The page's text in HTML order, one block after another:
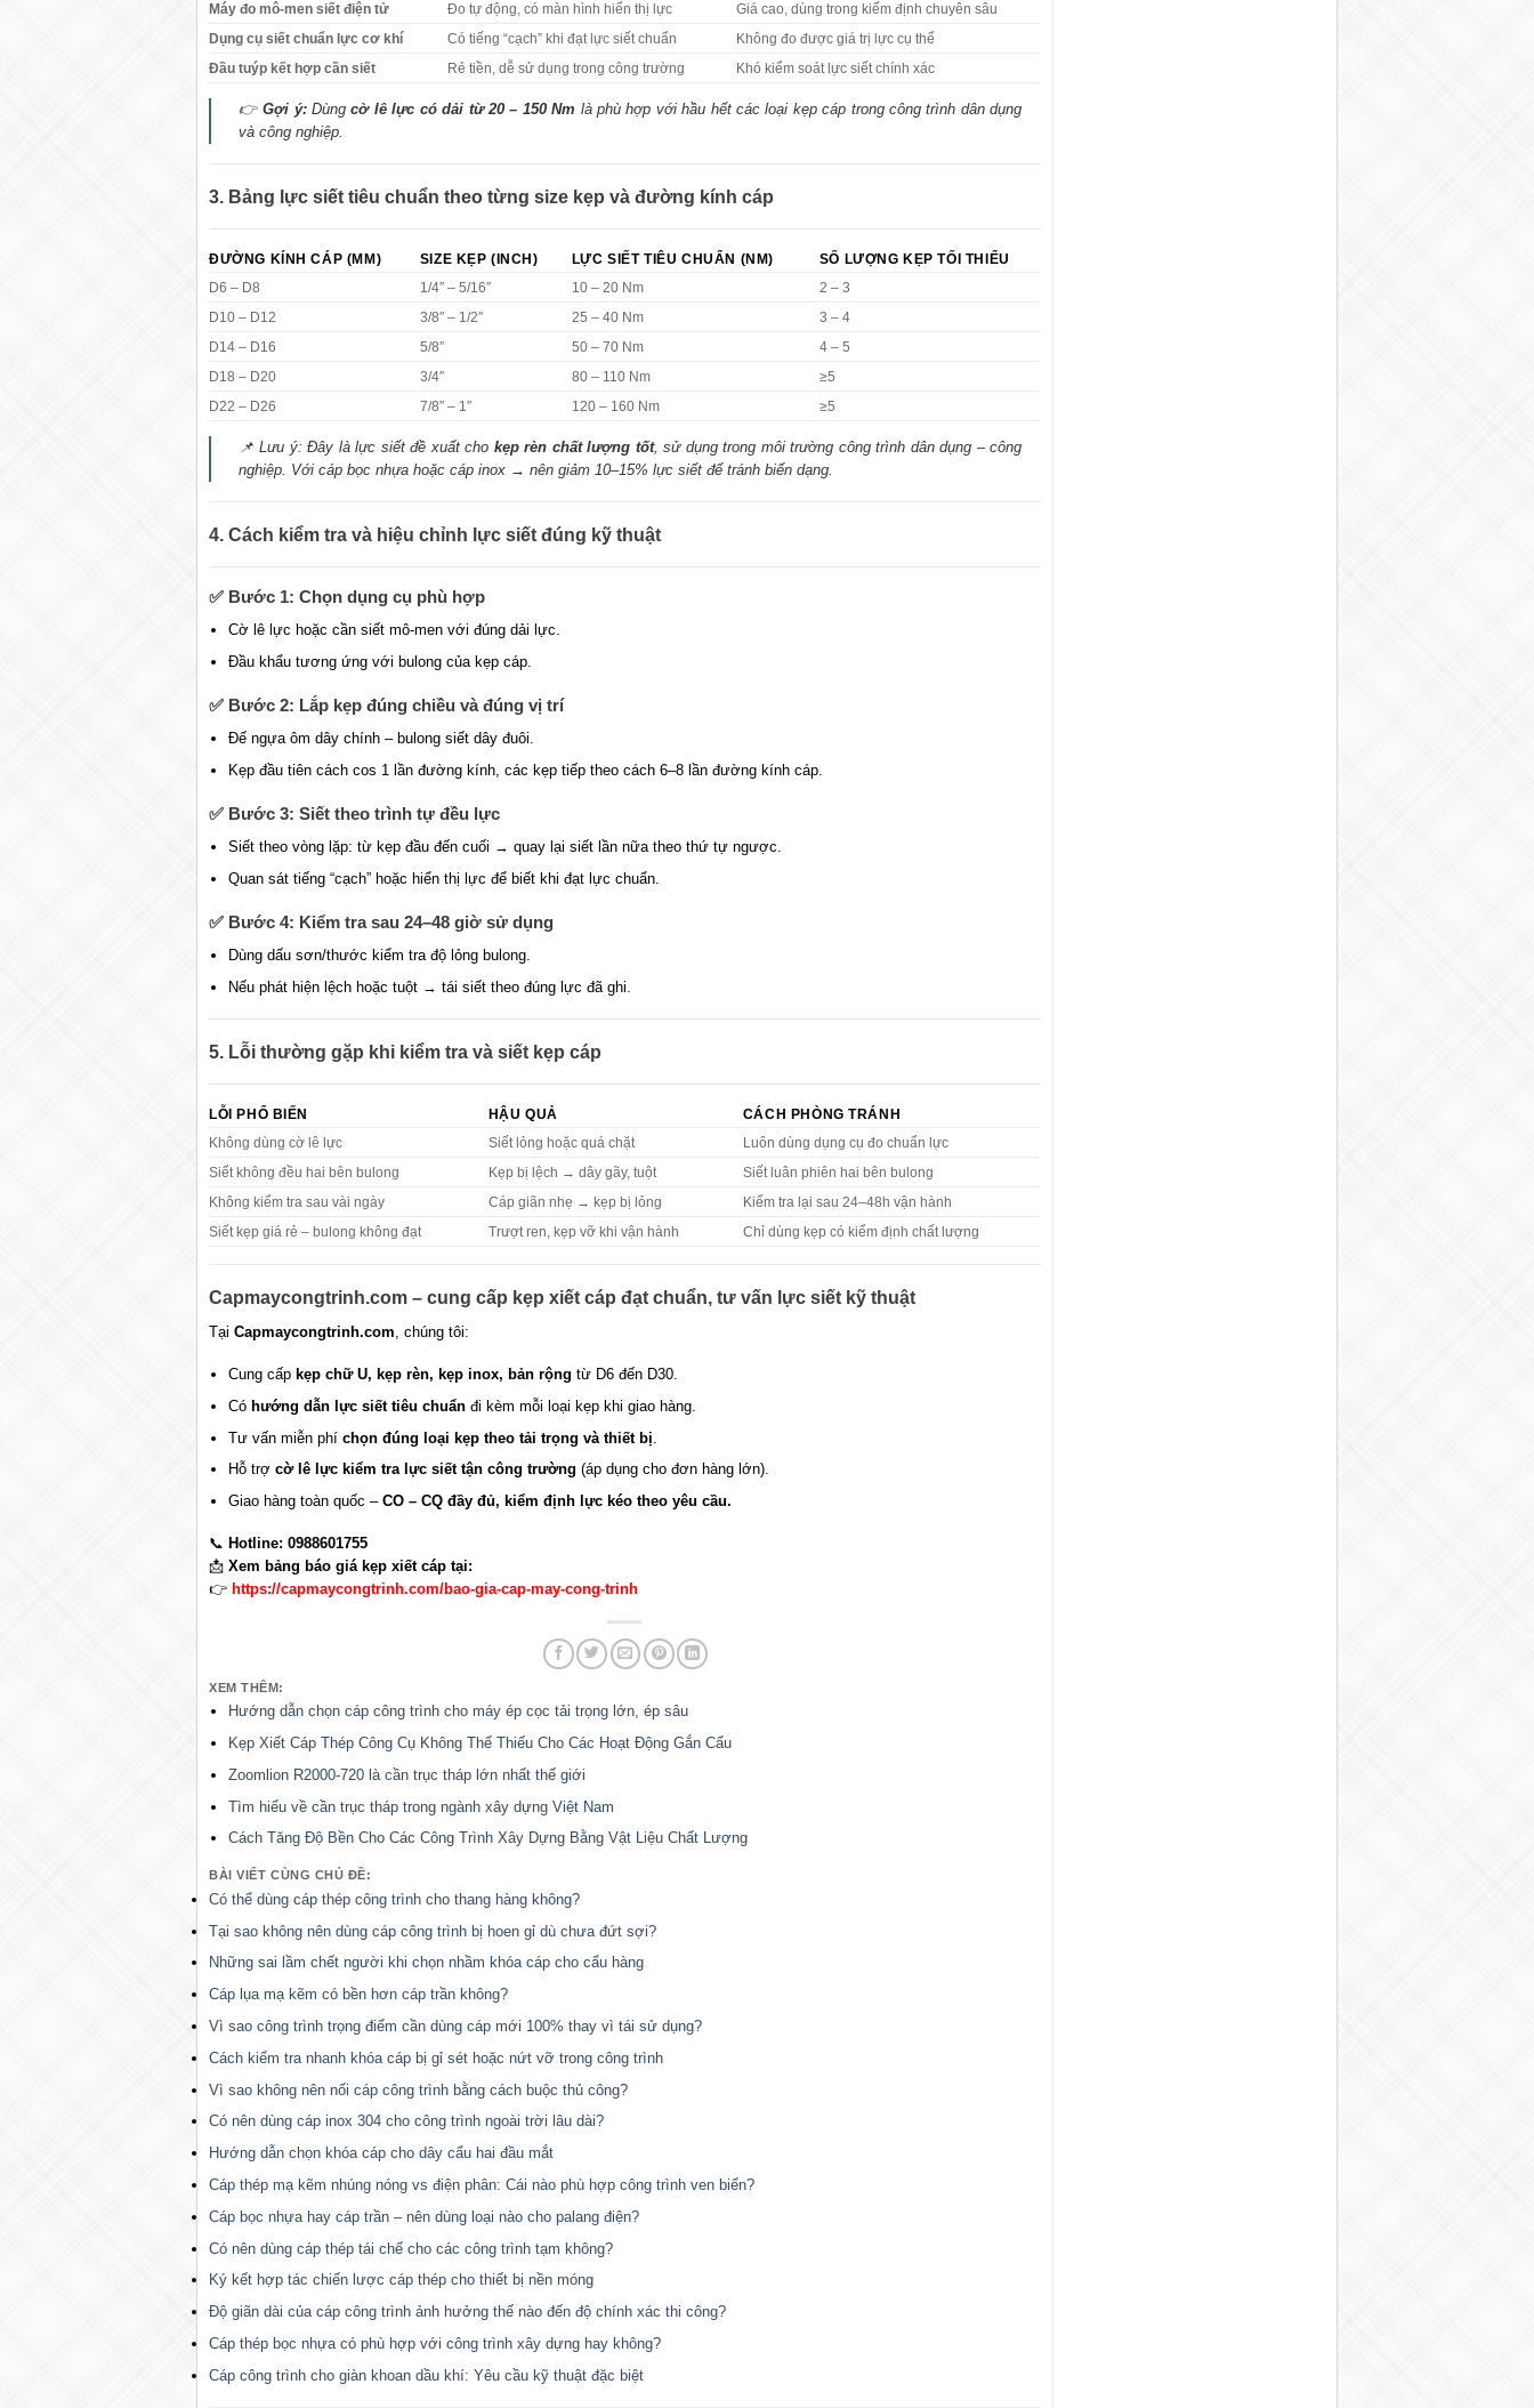
Máy đo mô-men siết điện tử
Đo tự động, có màn hình hiển thị lực
Giá cao, dùng trong kiểm định chuyên sâu
Dụng cụ siết chuẩn lực cơ khí
Có tiếng “cạch” khi đạt lực siết chuẩn
Không đo được giá trị lực cụ thể
Đầu tuýp kết hợp cần siết
Rẻ tiền, dễ sử dụng trong công trường Khó kiểm soát lực siết chính xác
👉Gợi ý:Dùngcờ lê lực có dải từ 20 – 150 Nm là phù hợp với hầu hết các loại kẹp cáp trong công trình dân dụng
và công nghiệp.
3. Bảng lực siết tiêu chuẩn theo từng size kẹp và đường kính cáp
ĐƯỜNG KÍNH CÁP (MM) SIZE KẸP (INCH) LỰC SIẾT TIÊU CHUẨN (NM)
SỐ LƯỢNG KẸP TỐI THIỂU
D6 – D8
1/4″ – 5/16″ 10 – 20 Nm
2 – 3
D10 – D12
3/8″ – 1/2″ 25 – 40 Nm
3 – 4
D14 – D16
5/8″ 50 – 70 Nm
4 – 5
D18 – D20
3/4″ 80 – 110 Nm
≥5
D22 – D26
7/8″ – 1″ 120 – 160 Nm ≥5
📌 Lưu ý: Đây là lực siết đề xuất cho kẹp rèn chất lượng tốt, sử dụng trong môi trường công trình dân dụng – công
nghiệp. Với cáp bọc nhựa hoặc cáp inox → nên giảm 10–15% lực siết để tránh biến dạng.
4. Cách kiểm tra và hiệu chỉnh lực siết đúng kỹ thuật
✅ Bước 1: Chọn dụng cụ phù hợp
Cờ lê lực hoặc cần siết mô-men với đúng dải lực.
Đầu khẩu tương ứng với bulong của kẹp cáp.
✅ Bước 2: Lắp kẹp đúng chiều và đúng vị trí
Đế ngựa ôm dây chính – bulong siết dây đuôi.
Kẹp đầu tiên cách cos 1 lần đường kính, các kẹp tiếp theo cách 6–8 lần đường kính cáp.
✅ Bước 3: Siết theo trình tự đều lực
Siết theo vòng lặp: từ kẹp đầu đến cuối → quay lại siết lần nữa theo thứ tự ngược.
Quan sát tiếng “cạch” hoặc hiển thị lực để biết khi đạt lực chuẩn.
✅ Bước 4: Kiểm tra sau 24–48 giờ sử dụng
Dùng dấu sơn/thước kiểm tra độ lỏng bulong.
Nếu phát hiện lệch hoặc tuột → tái siết theo đúng lực đã ghi.
5. Lỗi thường gặp khi kiểm tra và siết kẹp cáp
LỖI PHỔ BIẾN HẬU QUẢ
CÁCH PHÒNG TRÁNH
Không dùng cờ lê lực
Siết lỏng hoặc quá chặt
Luôn dùng dụng cụ đo chuẩn lực
Siết không đều hai bên bulong
Kẹp bị lệch → dây gãy, tuột
Siết luân phiên hai bên bulong
Không kiểm tra sau vài ngày
Cáp giãn nhẹ → kẹp bị lỏng
Kiểm tra lại sau 24–48h vận hành
Siết kẹp giá rẻ – bulong không đạt
Trượt ren, kẹp vỡ khi vận hành Chỉ dùng kẹp có kiểm định chất lượng
Capmaycongtrinh.com – cung cấp kẹp xiết cáp đạt chuẩn, tư vấn lực siết kỹ thuật
Tại Capmaycongtrinh.com, chúng tôi:
Cung cấp kẹp chữ U, kẹp rèn, kẹp inox, bản rộng từ D6 đến D30.
Có hướng dẫn lực siết tiêu chuẩnđi kèm mỗi loại kẹp khi giao hàng.
Tư vấn miễn phí chọn đúng loại kẹp theo tải trọng và thiết bị
Hỗ trợ cờ lê lực kiểm tra lực siết tận công trường (áp dụng cho đơn hàng lớn).
Giao hàng toàn quốc – CO – CQ đầy đủ, kiểm định lực kéo theo yêu cầu.
📞 Hotline: 0988601755
📩 Xem bảng báo giá kẹp xiết cáp tại:
👉 https://capmaycongtrinh.com/bao-gia-cap-may-cong-trinh
XEM THÊM:
Hướng dẫn chọn cáp công trình cho máy ép cọc tải trọng lớn, ép sâu
Kẹp Xiết Cáp Thép Công Cụ Không Thể Thiếu Cho Các Hoạt Động Gắn Cẩu
Zoomlion R2000-720 là cần trục tháp lớn nhất thế giới
Tìm hiểu về cần trục tháp trong ngành xây dựng Việt Nam
Cách Tăng Độ Bền Cho Các Công Trình Xây Dựng Bằng Vật Liệu Chất Lượng
BÀI VIẾT CÙNG CHỦ ĐỀ:
Có thể dùng cáp thép công trình cho thang hàng không?
Tại sao không nên dùng cáp công trình bị hoen gỉ dù chưa đứt sợi?
Những sai lầm chết người khi chọn nhầm khóa cáp cho cẩu hàng
Cáp lụa mạ kẽm có bền hơn cáp trần không?
Vì sao công trình trọng điểm cần dùng cáp mới 100% thay vì tái sử dụng?
Cách kiểm tra nhanh khóa cáp bị gỉ sét hoặc nứt vỡ trong công trình
Vì sao không nên nối cáp công trình bằng cách buộc thủ công?
Có nên dùng cáp inox 304 cho công trình ngoài trời lâu dài?
Hướng dẫn chọn khóa cáp cho dây cẩu hai đầu mắt
Cáp thép mạ kẽm nhúng nóng vs điện phân: Cái nào phù hợp công trình ven biển?
Cáp bọc nhựa hay cáp trần – nên dùng loại nào cho palang điện?
Có nên dùng cáp thép tái chế cho các công trình tạm không?
Ký kết hợp tác chiến lược cáp thép cho thiết bị nền móng
Độ giãn dài của cáp công trình ảnh hưởng thế nào đến độ chính xác thi công?
Cáp thép bọc nhựa có phù hợp với công trình xây dựng hay không?
Cáp công trình cho giàn khoan dầu khí: Yêu cầu kỹ thuật đặc biệt